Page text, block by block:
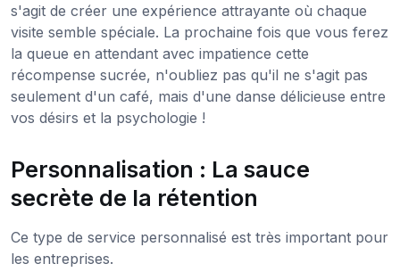
s'agit de créer une expérience attrayante où chaque
visite semble spéciale. La prochaine fois que vous ferez
la queue en attendant avec impatience cette
récompense sucrée, n'oubliez pas qu'il ne s'agit pas
seulement d'un café, mais d'une danse délicieuse entre
vos désirs et la psychologie !
Personnalisation : La sauce
secrète de la rétention
Ce type de service personnalisé est très important pour
les entreprises.